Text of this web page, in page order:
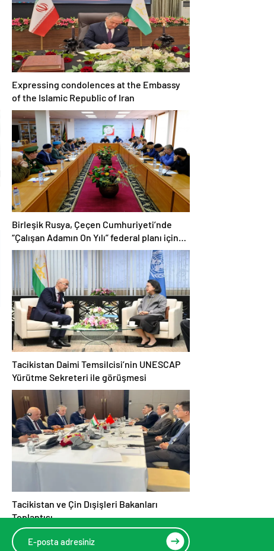
Expressing condolences at the Embassy
of the Islamic Republic of Iran
Birleşik Rusya, Çeçen Cumhuriyeti’nde
“Çalışan Adamın On Yılı” federal planı için
bir dizi öneri düzenledi
Tacikistan Daimi Temsilcisi’nin UNESCAP
Yürütme Sekreteri ile görüşmesi
Tacikistan ve Çin Dışişleri Bakanları
Toplantısı